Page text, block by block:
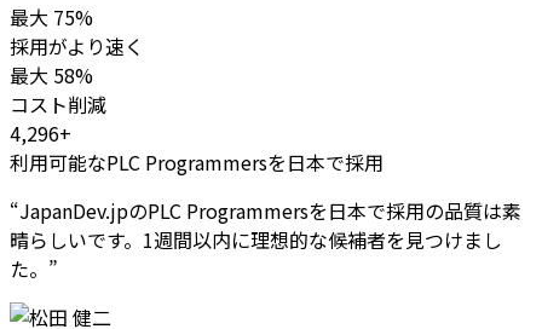
最大 75%
採用がより速く
最大 58%
コスト削減
4,296+
利用可能なPLC Programmersを日本で採用
“JapanDev.jpのPLC Programmersを日本で採用の品質は素
晴らしいです。1週間以内に理想的な候補者を見つけまし
た。 ”